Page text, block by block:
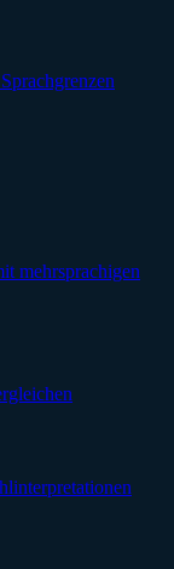
mehrsprachigen